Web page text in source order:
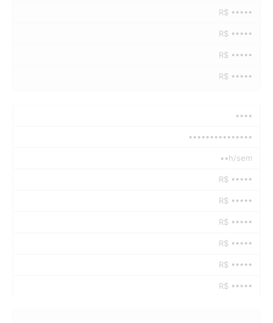
R$ •••••
R$ •••••
R$ •••••
R$ •••••
••••
•••••••••••••••
••h/sem
R$ •••••
R$ •••••
R$ •••••
R$ •••••
R$ •••••
R$ •••••